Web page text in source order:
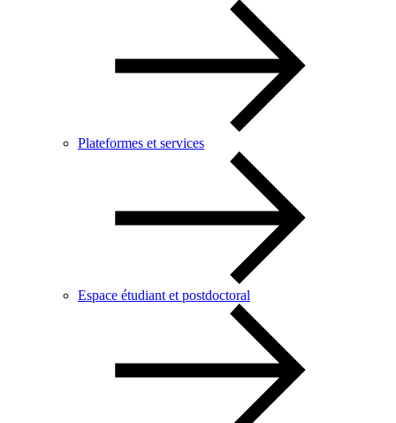
Plateformes et services
Espace étudiant et postdoctoral